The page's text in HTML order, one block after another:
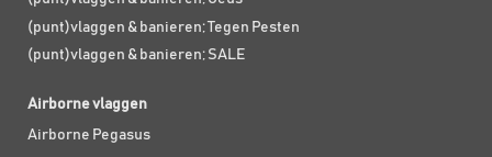
(punt)vlaggen & banieren; Tegen Pesten
(punt)vlaggen & banieren; SALE
Airborne vlaggen
Airborne Pegasus